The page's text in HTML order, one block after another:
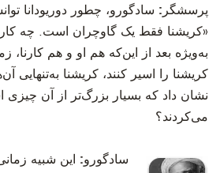
‫پرسشگر: سادگورو، چطور دوریودانا
«کریشنا فقط یک گاوچران است. چه
به‌ویژه بعد از این‌که هم او و هم کارنا،
کریشنا را اسیر کنند، کریشنا به‌تنهایی
نشان داد که بسیار بزرگ‌تر از آن
می‌کردند؟
سادگورو: این شبیه